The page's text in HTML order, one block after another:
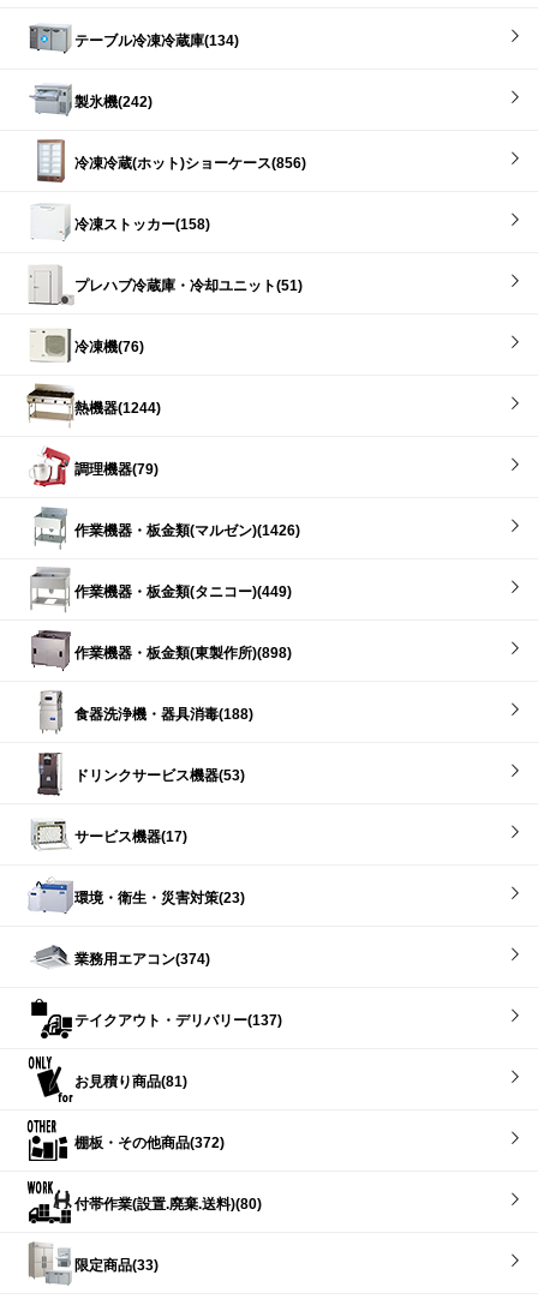
テーブル冷凍冷蔵庫(134)
製氷機(242)
冷凍冷蔵(ホット)ショーケース(856)
冷凍ストッカー(158)
プレハブ冷蔵庫・冷却ユニット(51)
冷凍機(76)
熱機器(1244)
調理機器(79)
作業機器・板金類(マルゼン)(1426)
作業機器・板金類(タニコー)(449)
作業機器・板金類(東製作所)(898)
食器洗浄機・器具消毒(188)
ドリンクサービス機器(53)
サービス機器(17)
環境・衛生・災害対策(23)
業務用エアコン(374)
テイクアウト・デリバリー(137)
お見積り商品(81)
棚板・その他商品(372)
付帯作業(設置.廃棄.送料)(80)
限定商品(33)